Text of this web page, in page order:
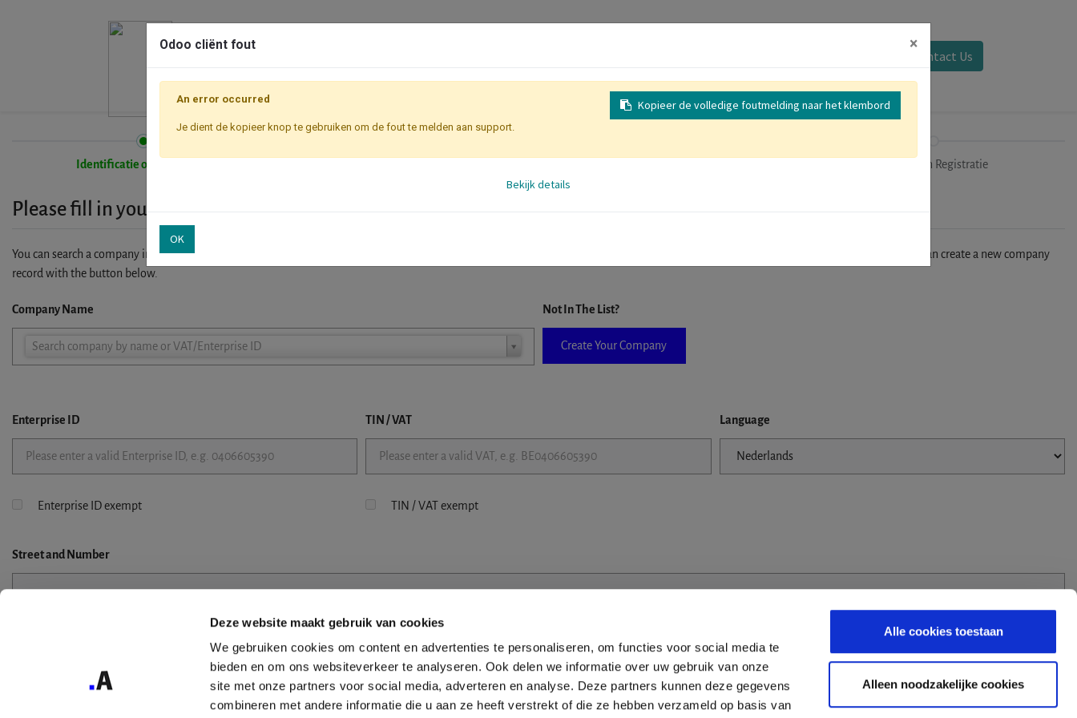
Deze website maakt gebruik van cookies
We gebruiken cookies om content en advertenties te personaliseren, om functies voor social media te
bieden en om ons websiteverkeer te analyseren. Ook delen we informatie over uw gebruik van onze
site met onze partners voor social media, adverteren en analyse. Deze partners kunnen deze gegevens
combineren met andere informatie die u aan ze heeft verstrekt of die ze hebben verzameld op basis van
Alle cookies toestaan
Alleen noodzakelijke cookies
Contact Us
Identificatie onderneming Uitchecken Registratie
Please fill in your company details
You can search a company in our database by name, VAT or enterprise ID. When a company is selected it will auto-complete the form. If you don't find your company in our database, you can create a new company
record with the button below.
Company Name
Search company by name or VAT/Enterprise ID
Company
Not In The List?
Create Your Company
Enterprise ID TIN / VAT Language
Enterprise ID exempt TIN / VAT exempt
Streetand Number
Odoo cliënt fout ×
Kopieer de volledige foutmelding naar het klembord
An error occurred
Je dient de kopieer knop te gebruiken om de fout te melden aan support.
Bekijk details
OK